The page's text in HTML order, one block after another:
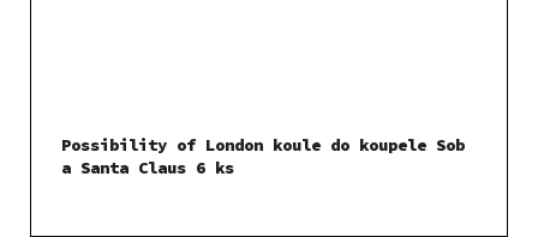
Possibility of London koule do koupele Sob
a Santa Claus 6 ks